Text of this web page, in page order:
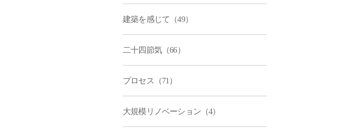
建築を感じて（49）
二十四節気（66）
プロセス（71）
大規模リノベーション（4）